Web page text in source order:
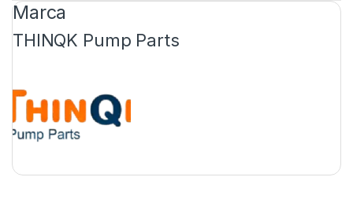
Marca
THINQK Pump Parts